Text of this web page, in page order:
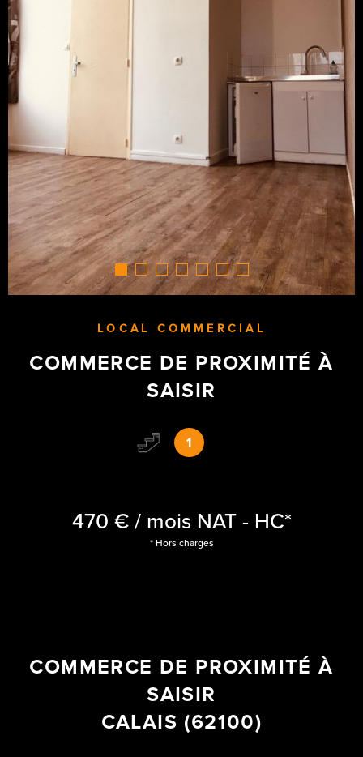
LOCAL COMMERCIAL
COMMERCE DE PROXIMITÉ À
SAISIR
1
470 € / mois NAT - HC*
* Hors charges
COMMERCE DE PROXIMITÉ À
SAISIR
CALAIS (62100)